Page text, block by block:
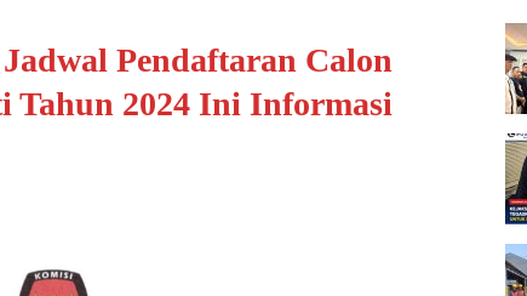
Pendaftaran Calon
Tahun 2024 Ini Informasi